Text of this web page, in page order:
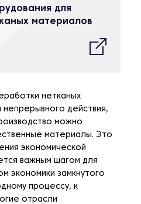
для
материалов
нетканых
действия,
можно
материалы. Это
экономической
важным шагом для
экономики замкнутого
процессу, к
отрасли